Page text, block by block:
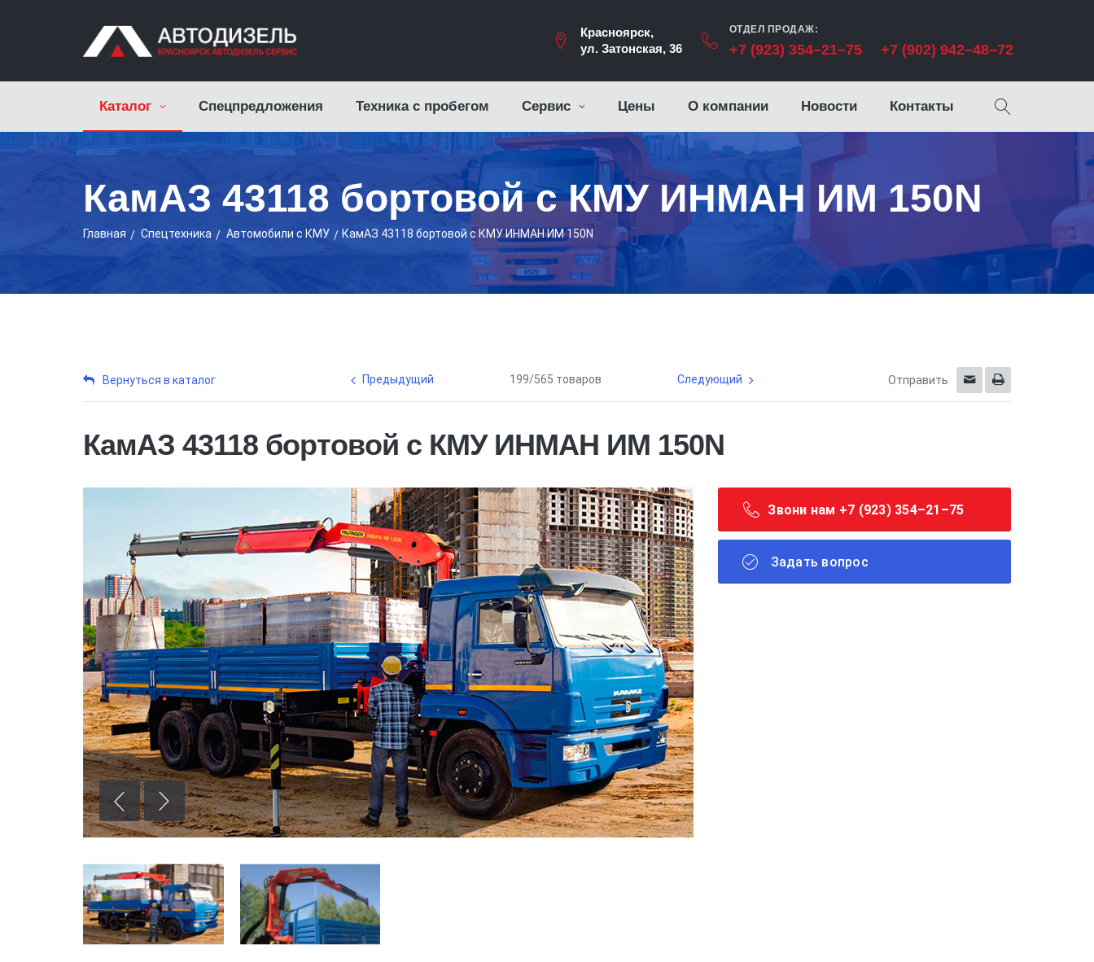
Красноярск,
ул. Затонская, 36
ОТДЕЛ ПРОДАЖ:
+7 (923) 354–21–75 +7 (902) 942–48–72
Каталог Спецпредложения Техника с пробегом Сервис Цены О компании Новости Контакты
КамАЗ 43118 бортовой с КМУ ИНМАН ИМ 150N
Главная Cпецтехника Автомобили с КМУ КамАЗ 43118 бортовой с КМУ ИНМАН ИМ 150N
Вернуться в каталог Предыдущий 199/565 товаров Следующий Отправить
КамАЗ 43118 бортовой с КМУ ИНМАН ИМ 150N
Звони нам +7 (923) 354–21–75
Задать вопрос